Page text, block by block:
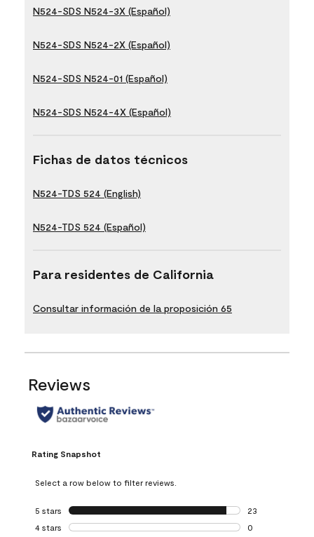
N524-SDS N524-3X (Español)
N524-SDS N524-2X (Español)
N524-SDS N524-01 (Español)
N524-SDS N524-4X (Español)
Fichas de datos técnicos
N524-TDS 524 (English)
N524-TDS 524 (Español)
Para residentes de California
Consultar información de la proposición 65
Reviews
Rating Snapshot
Select a row below to filter reviews.
5 stars stars
23
23 reviews with
4 stars stars
0